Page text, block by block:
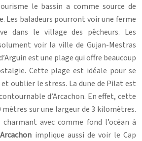
le bassin a comme source de
Les baladeurs pourront voir une ferme
dans le village des pêcheurs. Les
voir la ville de Gujan-Mestras
est une plage qui offre beaucoup
Cette plage est idéale pour se
oublier le stress. La dune de Pilat est
d’Arcachon. En effet, cette
mètres sur une largeur de 3 kilomètres.
avec comme fond l’océan à
implique aussi de voir le Cap